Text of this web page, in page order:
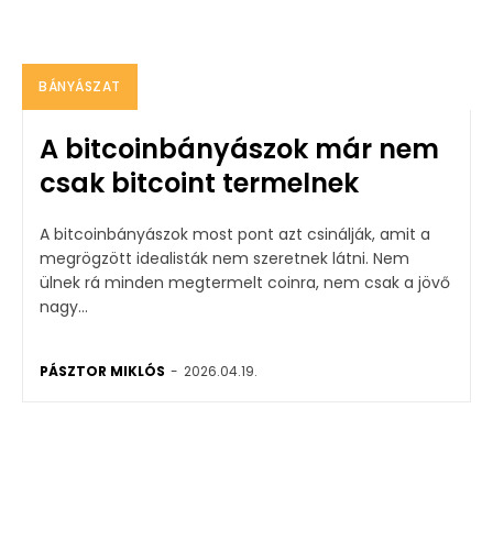
BÁNYÁSZAT
A bitcoinbányászok már nem
csak bitcoint termelnek
A bitcoinbányászok most pont azt csinálják, amit a
megrögzött idealisták nem szeretnek látni. Nem
ülnek rá minden megtermelt coinra, nem csak a jövő
nagy...
PÁSZTOR MIKLÓS - 2026.04.19.